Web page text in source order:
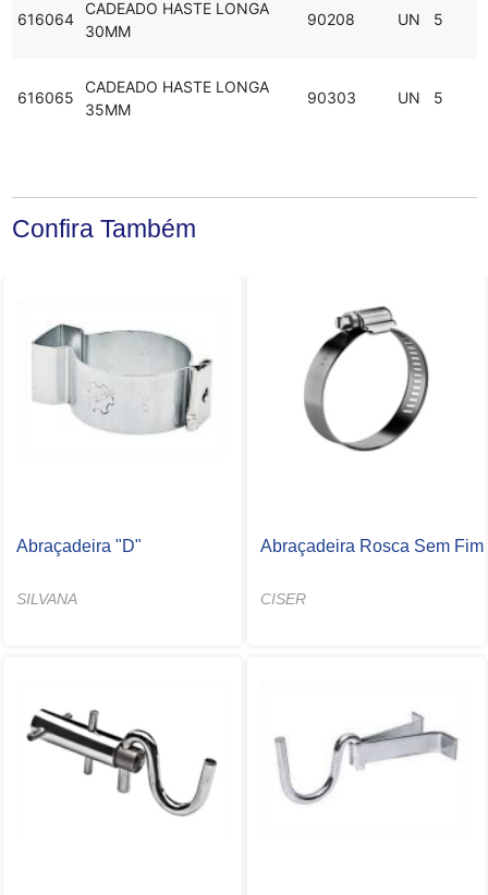
616064
CADEADO HASTE LONGA
30MM
90208 UN 5
616065
CADEADO HASTE LONGA
35MM
90303 UN 5
Confira Também
Abraçadeira "D"
SILVANA
Abraçadeira Rosca Sem Fim
CISER